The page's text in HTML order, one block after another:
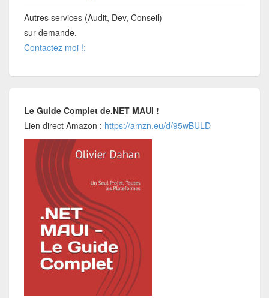
Autres services (Audit, Dev, Conseil)
sur demande.
Contactez moi !:
Le Guide Complet de.NET MAUI !
Lien direct Amazon : https://amzn.eu/d/95wBULD